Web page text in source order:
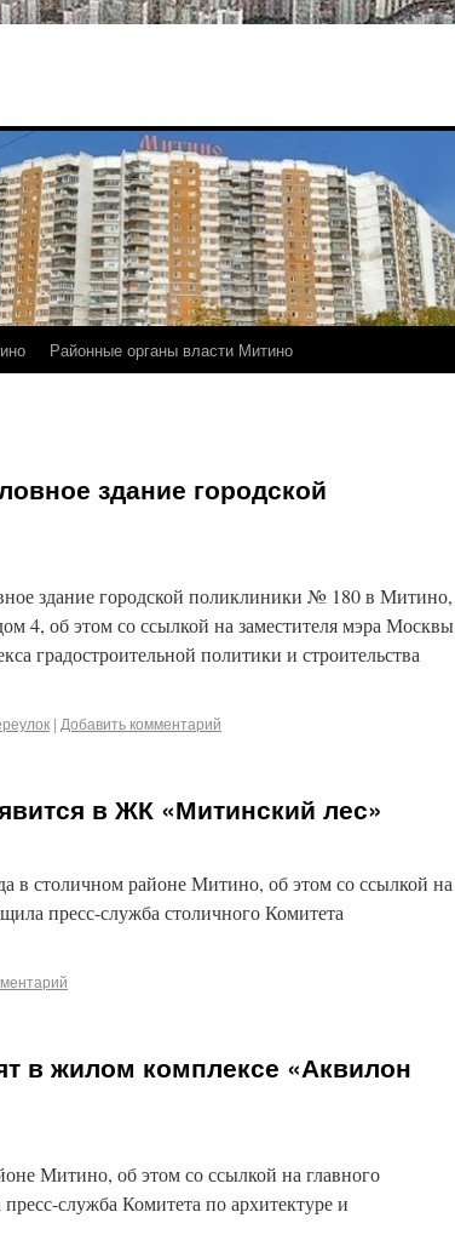
Районные органы власти Митино
здание городской
здание городской поликлиники № 180 в Митино,
4, об этом со ссылкой на заместителя мэра Москвы
градостроительной политики и строительства
| Добавить комментарий
в ЖК «Митинский лес»
в столичном районе Митино, об этом со ссылкой на
пресс-служба столичного Комитета
в жилом комплексе «Аквилон
Митино, об этом со ссылкой на главного
служба Комитета по архитектуре и